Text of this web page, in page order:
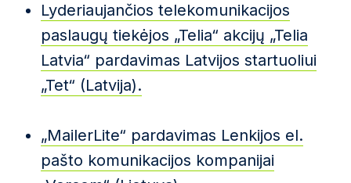
Lyderiaujančios telekomunikacijos
paslaugų tiekėjos „Telia“ akcijų „Telia
Latvia“ pardavimas Latvijos startuoliui
„Tet“ (Latvija).
„MailerLite“ pardavimas Lenkijos el.
pašto komunikacijos kompanijai